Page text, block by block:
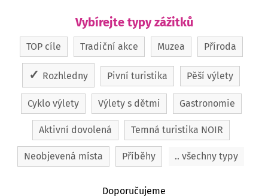
Vybírejte typy zážitků
TOP cíle Tradiční akce Muzea Příroda
Rozhledny Pivní turistika Pěší výlety
Cyklo výlety Výlety s dětmi Gastronomie
Aktivní dovolená Temná turistika NOIR
Neobjevená místa Příběhy .. všechny typy
Doporučujeme